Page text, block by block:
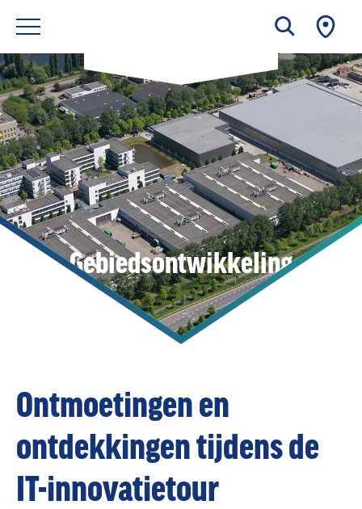
Gebiedsontwikkeling
Ontmoetingen en
ontdekkingen tijdens de
IT-innovatietour